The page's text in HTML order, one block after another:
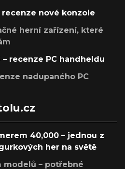
nové konzole
herní zařízení, které
recenze PC handheldu
nadupaného PC
40,000 – jednou z
her na světě
modelů – potřebné